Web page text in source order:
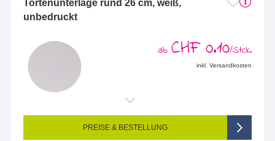
Tortenunterlage rund 26 cm, weiß,
unbedruckt
ab CHF 0.10/Stck.
inkl. Versandkosten
PREISE & BESTELLUNG